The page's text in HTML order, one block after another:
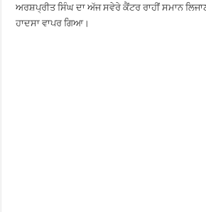
ਅਰਸ਼ਪ੍ਰੀਤ ਸਿੰਘ ਦਾ ਅੱਜ ਸਵੇਰੇ ਕੈਂਟਰ ਰਾਹੀਂ ਸਮਾਨ
ਹਾਦਸਾ ਵਾਪਰ ਗਿਆ।